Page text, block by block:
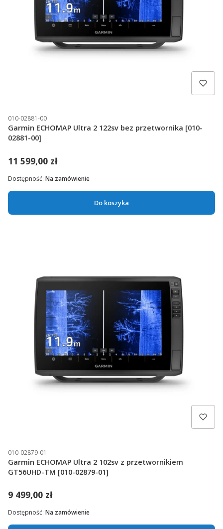
010-02881-00
Garmin ECHOMAP Ultra 2 122sv bez przetwornika [010-
02881-00]
11 599,00 zł
Do koszyka
Dostępność: Na zamówienie
010-02879-01
Garmin ECHOMAP Ultra 2 102sv z przetwornikiem
GT56UHD-TM [010-02879-01]
9 499,00 zł
Dostępność: Na zamówienie